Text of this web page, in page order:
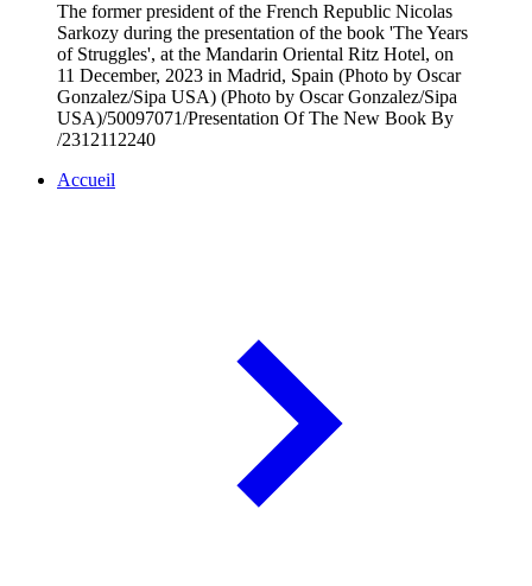
The former president of the French Republic Nicolas
Sarkozy during the presentation of the book 'The Years
of Struggles', at the Mandarin Oriental Ritz Hotel, on
11 December, 2023 in Madrid, Spain (Photo by Oscar
Gonzalez/Sipa USA) (Photo by Oscar Gonzalez/Sipa
USA)/50097071/Presentation Of The New Book By
/2312112240
Accueil